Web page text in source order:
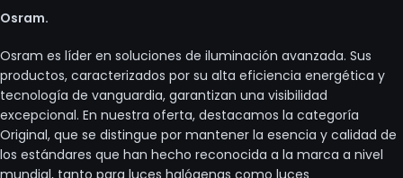
Osram.
Osram es líder en soluciones de iluminación avanzada. Sus
productos, caracterizados por su alta eficiencia energética y
tecnología de vanguardia, garantizan una visibilidad
excepcional. En nuestra oferta, destacamos la categoría
Original, que se distingue por mantener la esencia y calidad de
los estándares que han hecho reconocida a la marca a nivel